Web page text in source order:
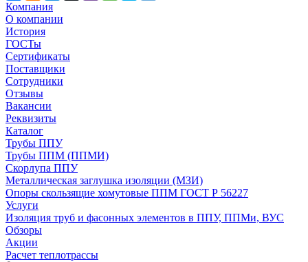
Компания
О компании
История
ГОСТы
Сертификаты
Поставщики
Сотрудники
Отзывы
Вакансии
Реквизиты
Каталог
Трубы ППУ
Трубы ППМ (ППМИ)
Скорлупа ППУ
Металлическая заглушка изоляции (МЗИ)
Опоры скользящие хомутовые ППМ ГОСТ Р 56227
Услуги
Изоляция труб и фасонных элементов в ППУ, ППМи, ВУС
Обзоры
Акции
Расчет теплотрассы